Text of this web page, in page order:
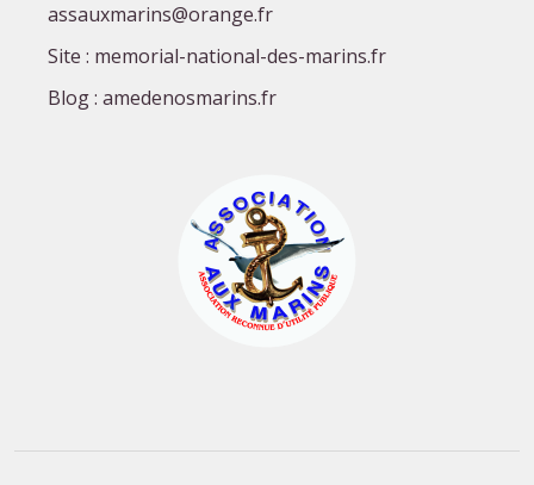
assauxmarins@orange.fr
Site : memorial-national-des-marins.fr
Blog : amedenosmarins.fr